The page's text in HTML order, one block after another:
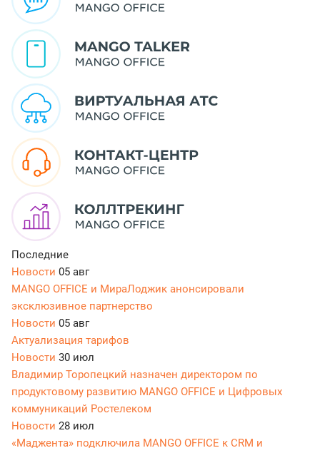
Последние
Новости 05 авг
MANGO OFFICE и МираЛоджик анонсировали
эксклюзивное партнерство
Новости 05 авг
Актуализация тарифов
Новости 30 июл
Владимир Торопецкий назначен директором по
продуктовому развитию MANGO OFFICE и Цифровых
коммуникаций Ростелеком
Новости 28 июл
«Маджента» подключила MANGO OFFICE к CRM и